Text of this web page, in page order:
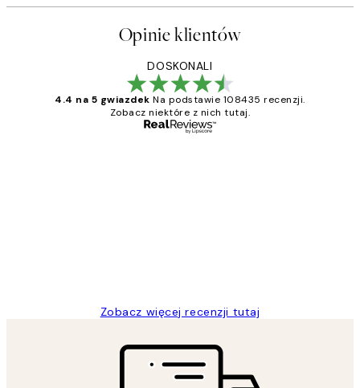
Opinie klientów
DOSKONALI
4.4 na 5 gwiazdek Na podstawie 108435 recenzji.
Zobacz niektóre z nich tutaj.
Zobacz więcej recenzji tutaj